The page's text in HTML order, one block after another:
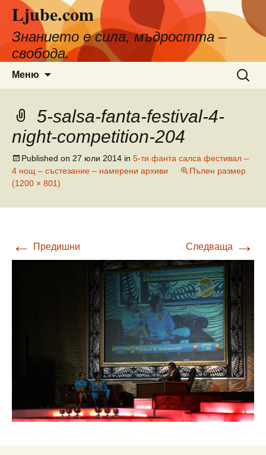
съдържанието
Ljube.com
Знанието е сила, мъдростта –
свобода.
Меню
за:
5-salsa-fanta-festival-4-
night-competition-204
Published on 27 юли 2014 in 5-ти фанта салса фестивал –
4 нощ – състезание – намерени архиви
Пълен размер
(1200 × 801)
← Предишни Следваща →